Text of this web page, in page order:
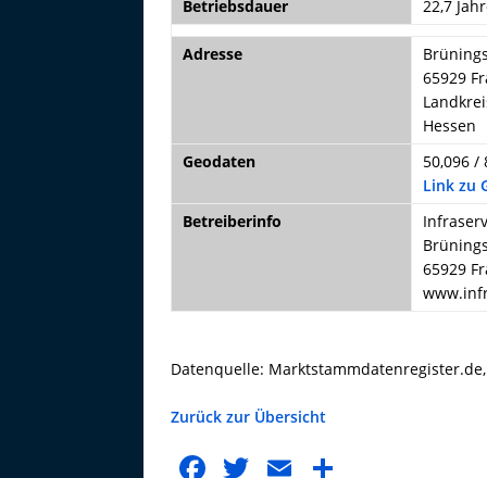
Betriebsdauer
22,7
Adresse
65929
Hessen
Geodaten
50,096 /
Link zu
Betreiberinfo
65929
Datenquelle:
Zurück zur Übersicht
F T E